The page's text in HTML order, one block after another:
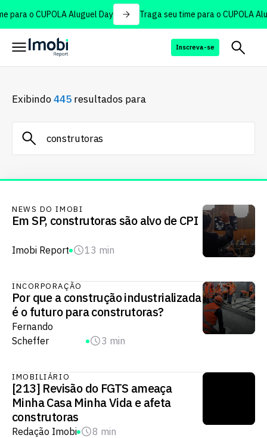
o CUPOLA Aluguel Day Traga seu time para o CUPOLA
Inscreva-se
Exibindo445 resultados para
NEWS DO IMOBI
Em SP, construtoras são alvo de CPI
Imobi Report 13 min
INCORPORAÇÃO
Por que a construção industrializada
é o futuro para construtoras?
Fernando
Scheffer
3 min
IMOBILIÁRIO
[213] Revisão do FGTS ameaça
Minha Casa Minha Vida e afeta
construtoras
Redação Imobi 8 min